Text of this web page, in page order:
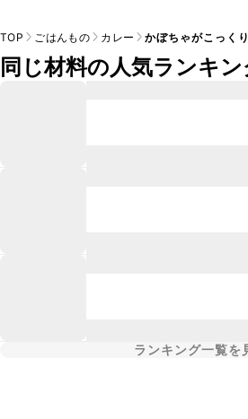
TOP ごはんもの カレー かぼちゃがこっく
同じ材料の人気ランキ
ランキング一覧を